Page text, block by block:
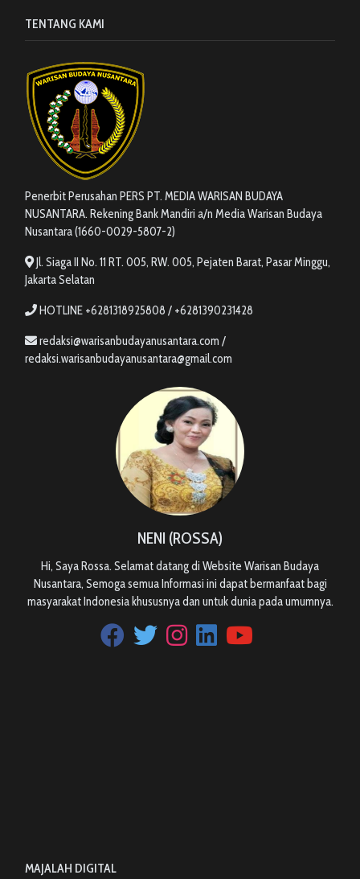
TENTANG KAMI
Penerbit Perusahan PERS PT. MEDIA WARISAN BUDAYA
NUSANTARA. Rekening Bank Mandiri a/n Media Warisan Budaya
Nusantara (1660-0029-5807-2)
Jl. Siaga II No. 11 RT. 005, RW. 005, Pejaten Barat, Pasar Minggu,
Jakarta Selatan
HOTLINE +6281318925808 / +6281390231428
redaksi@warisanbudayanusantara.com /
redaksi.warisanbudayanusantara@gmail.com
NENI (ROSSA)
Hi, Saya Rossa. Selamat datang di Website Warisan Budaya
Nusantara, Semoga semua Informasi ini dapat bermanfaat bagi
masyarakat Indonesia khususnya dan untuk dunia pada umumnya.
MAJALAH DIGITAL